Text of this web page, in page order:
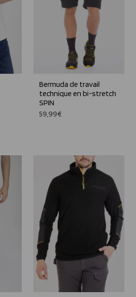
Bermuda de travail
technique en bi-stretch
SPIN
59,99€